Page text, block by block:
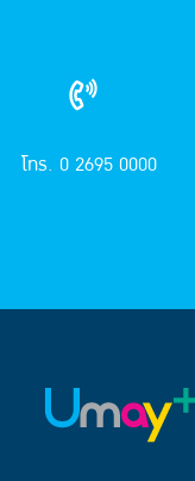
โทร. 0 2695 0000